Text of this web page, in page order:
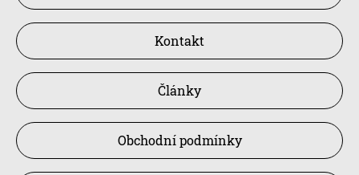
Kontakt
Články
Obchodní podmínky